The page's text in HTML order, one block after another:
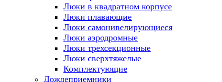
Люки в квадратном корпусе
Люки плавающие
Люки самонивелирующиеся
Люки аэродромные
Люки трехсекционные
Люки сверхтяжелые
Комплектующие
Дождеприемники